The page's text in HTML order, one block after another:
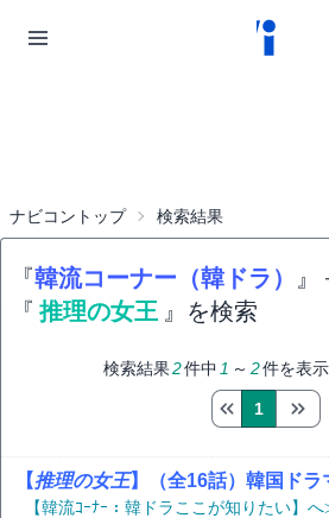
ナビコントップ 検索結果
『韓流コーナー（韓ドラ） 』
『 推理の女王 』を検索
検索結果2件中 1 ～ 2件を表
1
【推理の女王】（全16話）韓国ドラ
【韓流ｺｰﾅｰ：韓ドラここが知りたい】